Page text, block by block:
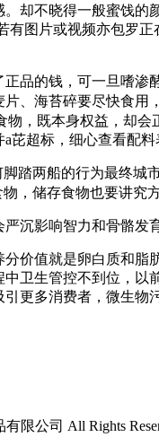
却不晓得一般蜜饯
图片或视频亦包罗
的钱，可一旦嗜渗
、海苔碎要尽快食
，既本身权益，却会
芘超标，细心查看配料
两船的行为最终城
，储存食物也要讲究
影响智力和骨骼发育
值就是卵白质和脂
卫生管控不到位，
更多消费者，微生物
限公司 All Rights